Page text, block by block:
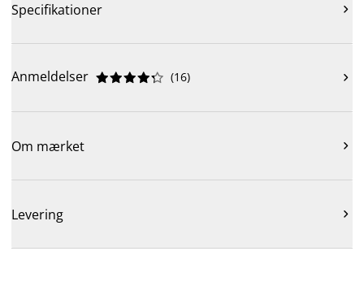
Specifikationer 
Anmeldelser 




 (16) 
Om mærket 
Levering 